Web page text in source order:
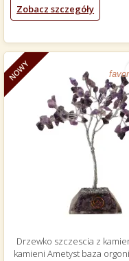
Zobacz szczegóły
NOWY
Drzewko szczescia z
kamieni Ametyst baza